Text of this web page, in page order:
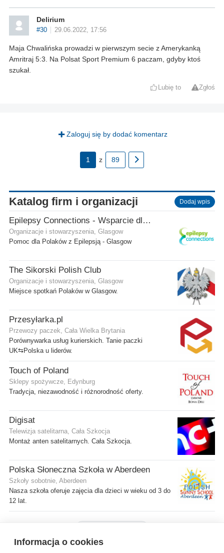
Informacja o cookies
Delirium
#30 29.06.2022, 17:56
Maja Chwalińska prowadzi w pierwszym secie z Amerykanką
Amritraj 5:3. Na Polsat Sport Premium 6 paczam, gdyby ktoś
szukał.
Lubię to Zgłoś
Zaloguj się by dodać komentarz
1 z 89
Katalog firm i organizacji Dodaj wpis
Epilepsy Connections - Wsparcie dla osób z epilepsją
Organizacje i stowarzyszenia, Glasgow
Pomoc dla Polaków z Epilepsją - Glasgow
The Sikorski Polish Club
Organizacje i stowarzyszenia, Glasgow
Miejsce spotkań Polaków w Glasgow.
Przesyłarka.pl
Przewozy paczek, Cała Wielka Brytania
Porównywarka usług kurierskich. Tanie paczki
UK⇆Polska u liderów.
Touch of Poland
Sklepy spożywcze, Edynburg
Tradycja, niezawodność i różnorodność oferty.
Digisat
Telewizja satelitarna, Cała Szkocja
Montaż anten satelitarnych. Cała Szkocja.
Polska Słoneczna Szkoła w Aberdeen
Szkoły sobotnie, Aberdeen
Nasza szkoła oferuje zajęcia dla dzieci w wieku od 3 do
12 lat.